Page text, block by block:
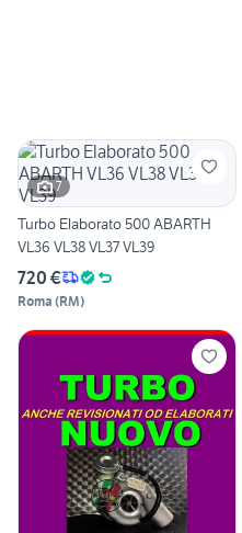
7
Turbo Elaborato 500 ABARTH
VL36 VL38 VL37 VL39
720 €
Roma (RM)